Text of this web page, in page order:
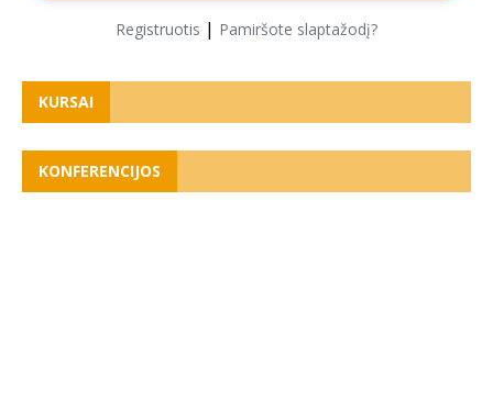
Registruotis | Pamiršote slaptažodį?
KURSAI
KONFERENCIJOS